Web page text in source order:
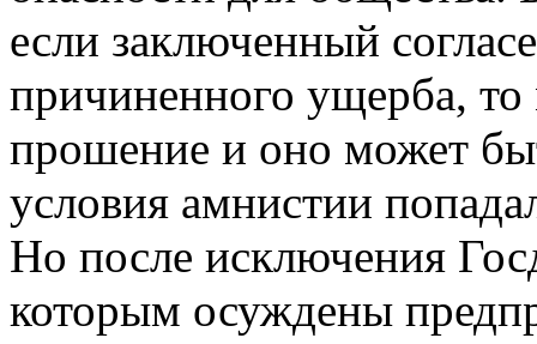
если заключенный
причиненного ущерба, то
прошение и оно может
условия амнистии
Но после исключения
которым осуждены